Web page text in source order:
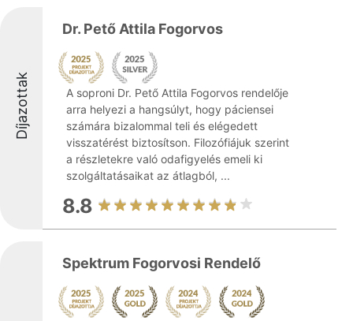
Díjazottak
Dr. Pető Attila Fogorvos
A soproni Dr. Pető Attila Fogorvos rendelője
arra helyezi a hangsúlyt, hogy páciensei
számára bizalommal teli és elégedett
visszatérést biztosítson. Filozófiájuk szerint
a részletekre való odafigyelés emeli ki
szolgáltatásaikat az átlagból, ...
8.8
Spektrum Fogorvosi Rendelő